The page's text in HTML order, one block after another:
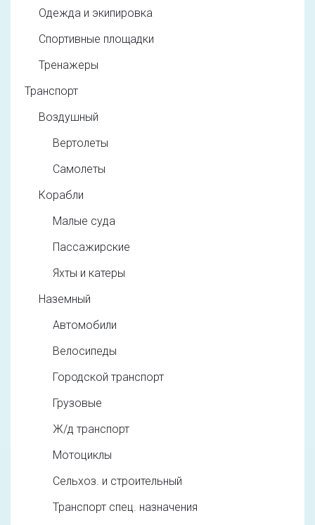
Одежда и экипировка
Спортивные площадки
Тренажеры
Транспорт
Воздушный
Вертолеты
Самолеты
Корабли
Малые суда
Пассажирские
Яхты и катеры
Наземный
Автомобили
Велосипеды
Городской транспорт
Грузовые
Ж/д транспорт
Мотоциклы
Сельхоз. и строительный
Транспорт спец. назначения